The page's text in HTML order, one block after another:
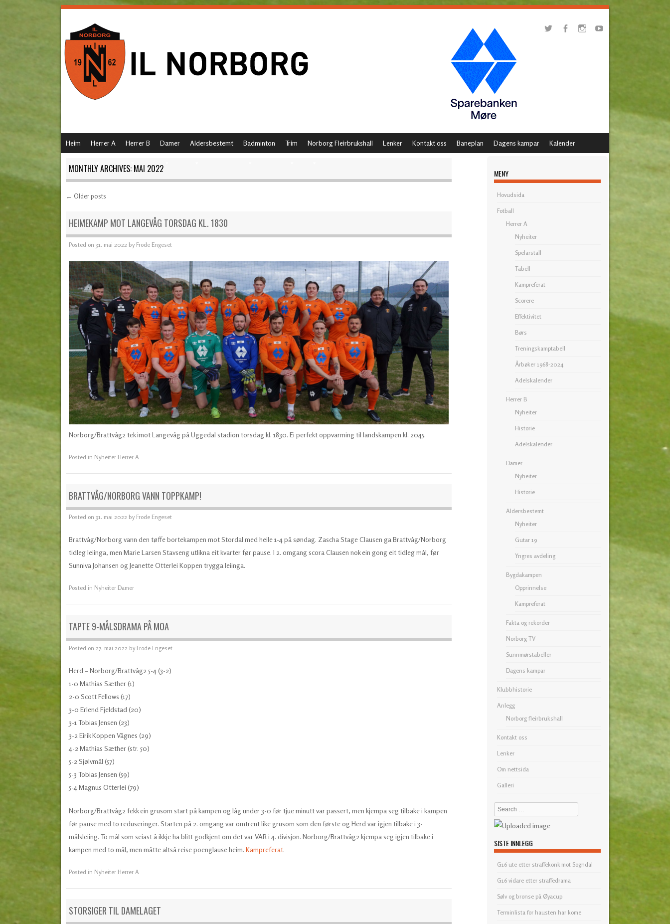
MENU
SKIP TO CONTENT
Heim Herrer A Herrer B Damer Aldersbestemt Badminton Trim Norborg Fleirbrukshall Lenker Kontakt oss Baneplan Dagens kampar Kalender
MONTHLY ARCHIVES: MAI 2022
Post navigation
← Older posts
HEIMEKAMP MOT LANGEVÅG TORSDAG KL. 1830
Posted on 31. mai 2022 by Frode Engeset
Norborg/Brattvåg2 tek imot Langevåg på Uggedal stadion torsdag kl. 1830. Ei perfekt oppvarming til landskampen kl. 2045.
Posted in Nyheiter Herrer A
BRATTVÅG/NORBORG VANN TOPPKAMP!
Posted on 31. mai 2022 by Frode Engeset
Brattvåg/Norborg vann den tøffe bortekampen mot Stordal med heile 1-4 på søndag. Zascha Stage Clausen ga Brattvåg/Norborg
tidleg leiinga, men Marie Larsen Stavseng utlikna eit kvarter før pause. I 2. omgang scora Clausen nok ein gong eit tidleg mål, før
Sunniva Johansen og Jeanette Otterlei Koppen trygga leiinga.
Posted in Nyheiter Damer
TAPTE 9-MÅLSDRAMA PÅ MOA
Posted on 27. mai 2022 by Frode Engeset
Herd – Norborg/Brattvåg2 5-4 (3-2)
1-0 Mathias Sæther (1)
2-0 Scott Fellows (17)
3-0 Erlend Fjeldstad (20)
3-1 Tobias Jensen (23)
3-2 Eirik Koppen Vågnes (29)
4-2 Mathias Sæther (str. 50)
5-2 Sjølvmål (57)
5-3 Tobias Jensen (59)
5-4 Magnus Otterlei (79)
Norborg/Brattvåg2 fekk ein grusom start på kampen og låg under 3-0 før tjue minutt var passert, men kjempa seg tilbake i kampen
før pause med to reduseringer. Starten på 2. omgang var omtrent like grusom som den første og Herd var igjen tilbake i 3-
målsleiing. To mål som seiast å ikkje ha blitt godkjent om det var VAR i 4. divisjon. Norborg/Brattvåg2 kjempa seg igjen tilbake i
kampen med to mål, men måtte altså reise poenglause heim. Kampreferat.
Posted in Nyheiter Herrer A
STORSIGER TIL DAMELAGET
MENY
Hovudsida
Fotball
Herrer A
Nyheiter
Spelarstall
Tabell
Kampreferat
Scorere
Effektivitet
Børs
Treningskamptabell
Årbøker 1968-2024
Adelskalender
Herrer B
Nyheiter
Historie
Adelskalender
Damer
Nyheiter
Historie
Aldersbestemt
Nyheiter
Gutar 19
Yngres avdeling
Bygdakampen
Opprinnelse
Kampreferat
Fakta og rekorder
Norborg TV
Sunnmørstabeller
Dagens kampar
Klubbhistorie
Anlegg
Norborg fleirbrukshall
Kontakt oss
Lenker
Om nettsida
Galleri
Search
SISTE INNLEGG
G16 ute etter straffekonk mot Sogndal
G16 vidare etter straffedrama
Sølv og bronse på Øyacup
Terminlista for hausten har kome